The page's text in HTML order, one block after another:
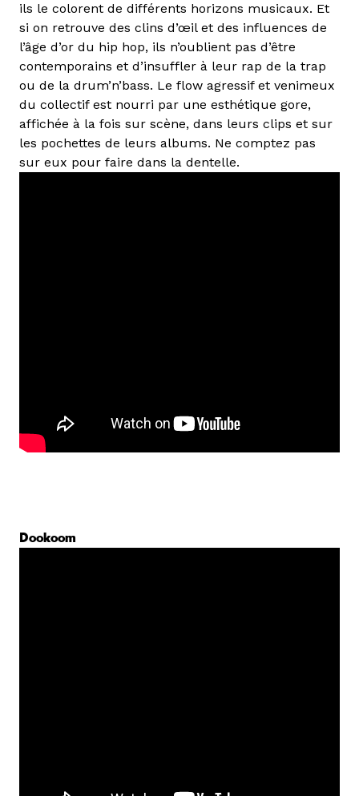
ils le colorent de différents horizons musicaux. Et
si on retrouve des clins d’œil et des influences de
l’âge d’or du hip hop, ils n’oublient pas d’être
contemporains et d’insuffler à leur rap de la trap
ou de la drum’n’bass. Le flow agressif et venimeux
du collectif est nourri par une esthétique gore,
affichée à la fois sur scène, dans leurs clips et sur
les pochettes de leurs albums. Ne comptez pas
sur eux pour faire dans la dentelle.
Dookoom